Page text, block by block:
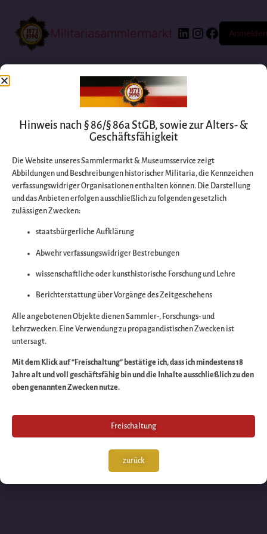
Militariasammlermarkt Anmelden
Entschuldigen Sie
bitte die
Wir arbeiten an
großartigen Sache
schauen Sie bald
wieder vorbei!
Hinweis nach § 86/§ 86a StGB, sowie zur Alters- &
Geschäftsfähigkeit
Die Website unseres Sammlermarkt & Museumsservice zeigt
Abbildungen und Beschreibungen historischer Militaria, die Kennzeichen
verfassungswidriger Organisationen enthalten können. Die Darstellung
und das Anbieten erfolgen ausschließlich zu folgenden gesetzlich
zulässigen Zwecken:
staatsbürgerliche Aufklärung
Abwehr verfassungswidriger Bestrebungen
wissenschaftliche oder kunsthistorische Forschung und Lehre
Berichterstattung über Vorgänge des Zeitgeschehens
Alle angebotenen Objekte dienen Sammler-, Forschungs- und
Lehrzwecken. Eine Verwendung zu propagandistischen Zwecken ist
untersagt.
Mit dem Klick auf “Freischaltung” bestätige ich, dass ich mindestens 18
Jahre alt und voll geschäftsfähig bin und die Inhalte ausschließlich zu den
oben genannten Zwecken nutze.
Freischaltung
zurück